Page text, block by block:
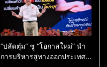
“ปลัดตุ๋ม” ชู “โอกาสใหม่” นำ
การบริหารสู่ทางออกประเทศ